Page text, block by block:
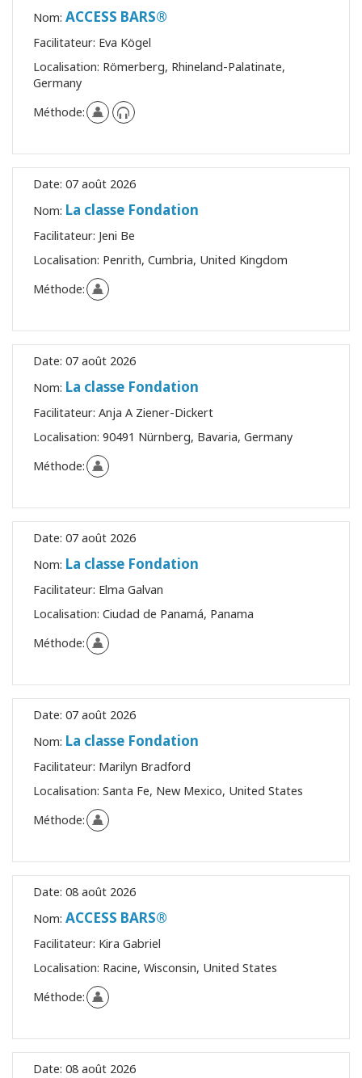
Nom: ACCESS BARS®
Facilitateur: Eva Kögel
Localisation: Römerberg, Rhineland-Palatinate,
Germany
Méthode:
Date: 07 août 2026
Nom: La classe Fondation
Facilitateur: Jeni Be
Localisation: Penrith, Cumbria, United Kingdom
Méthode:
Date: 07 août 2026
Nom: La classe Fondation
Facilitateur: Anja A Ziener-Dickert
Localisation: 90491 Nürnberg, Bavaria, Germany
Méthode:
Date: 07 août 2026
Nom: La classe Fondation
Facilitateur: Elma Galvan
Localisation: Ciudad de Panamá, Panama
Méthode:
Date: 07 août 2026
Nom: La classe Fondation
Facilitateur: Marilyn Bradford
Localisation: Santa Fe, New Mexico, United States
Méthode:
Date: 08 août 2026
Nom: ACCESS BARS®
Facilitateur: Kira Gabriel
Localisation: Racine, Wisconsin, United States
Méthode:
Date: 08 août 2026